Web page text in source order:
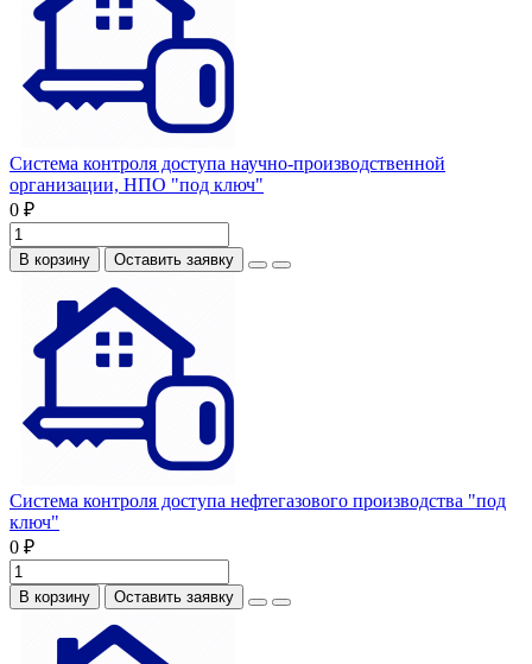
Система контроля доступа научно-производственной
организации, НПО "под ключ"
0 ₽
В корзину Оставить заявку
Система контроля доступа нефтегазового производства "под
ключ"
0 ₽
В корзину Оставить заявку